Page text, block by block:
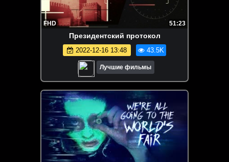
FHD 51:23
Президентский протокол
2022-12-16 13:48 43.5K
Лучшие фильмы